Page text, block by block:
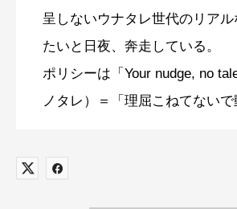
呈しないウナタレ世代のリア
たいと日夜、奔走している。
ポリシーは「Your nudge, no
ノタレ）＝「理屈こねてないで